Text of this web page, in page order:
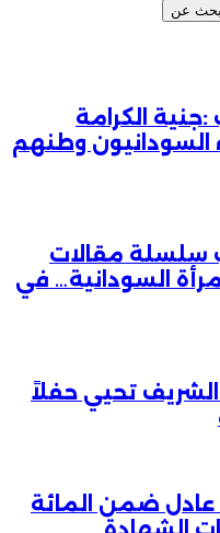
بحث عن
الكرامة
السودانيون وطنهم
سلسلة مقالات
السودانية… في
تحيي حفلاً
عادل ضمن المائة